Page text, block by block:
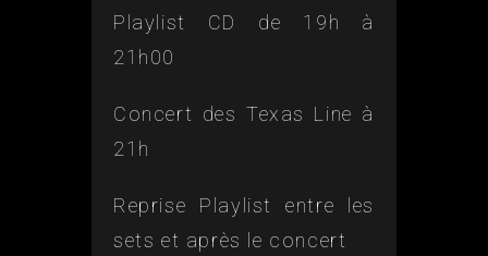
Playlist CD de 19h à
21h00
Concert des Texas Line à
21h
Reprise Playlist entre les
sets et après le concert